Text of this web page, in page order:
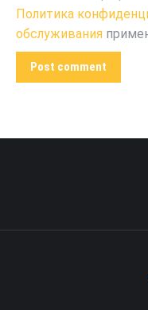
Политика
обслуживания
Post comment